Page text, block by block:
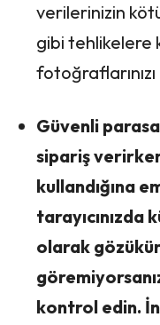
verilerinizin
gibi tehlikelere
Güvenli
sipariş
kullandığına
tarayıcınızda
olarak
kontrol edin.